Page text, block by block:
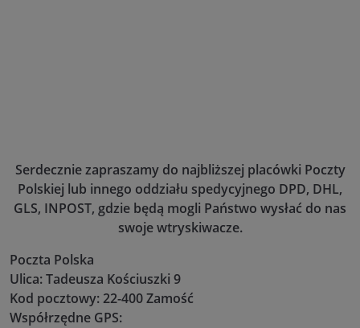
Serdecznie zapraszamy do najbliższej placówki Poczty
Polskiej lub innego oddziału spedycyjnego DPD, DHL,
GLS, INPOST, gdzie będą mogli Państwo wysłać do nas
swoje wtryskiwacze.
Poczta Polska
Ulica: Tadeusza Kościuszki 9
Kod pocztowy: 22-400 Zamość
Współrzędne GPS: